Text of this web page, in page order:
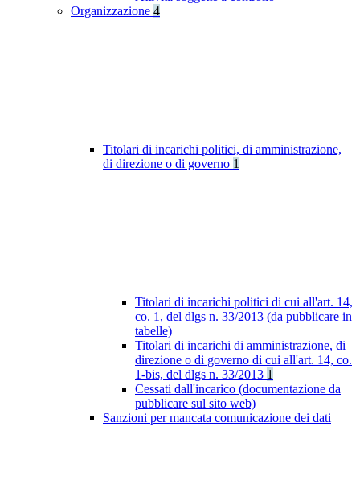
Organizzazione 4
Titolari di incarichi politici, di amministrazione,
di direzione o di governo 1
Titolari di incarichi politici di cui all'art. 14,
co. 1, del dlgs n. 33/2013 (da pubblicare in
tabelle)
Titolari di incarichi di amministrazione, di
direzione o di governo di cui all'art. 14, co.
1-bis, del dlgs n. 33/2013 1
Cessati dall'incarico (documentazione da
pubblicare sul sito web)
Sanzioni per mancata comunicazione dei dati